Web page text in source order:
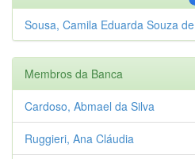
Sousa, Camila Eduarda Souza de
Membros da Banca
Cardoso, Abmael da Silva
Ruggieri, Ana Cláudia